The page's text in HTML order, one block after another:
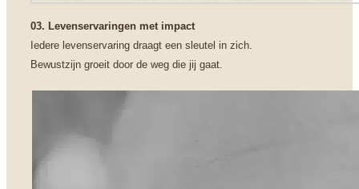
03. Levenservaringen met impact
Iedere levenservaring draagt een sleutel in zich.
Bewustzijn groeit door de weg die jij gaat.